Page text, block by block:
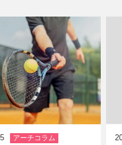
アーチコラム